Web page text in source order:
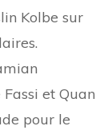
Kolbe sur
et Quan
pour le